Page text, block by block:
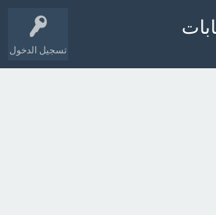
تسجيل الدخول